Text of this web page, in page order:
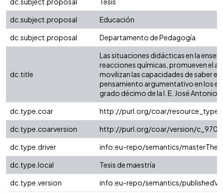
dc.subject.proposal
Educación
dc.subject.proposal
Departamento de Pedagogía
dc.title
Las situaciones didácticas en la
reacciones químicas, promueven el
movilizan las capacidades de saber
pensamiento argumentativo en los
grado décimo de la I. E. José Antonio
dc.type.coar
http://purl.org/coar/resource_type/
dc.type.coarversion
http://purl.org/coar/version/
dc.type.driver
info:eu-repo/semantics/
dc.type.local
Tesis de maestría
dc.type.version
info:eu-repo/semantics/